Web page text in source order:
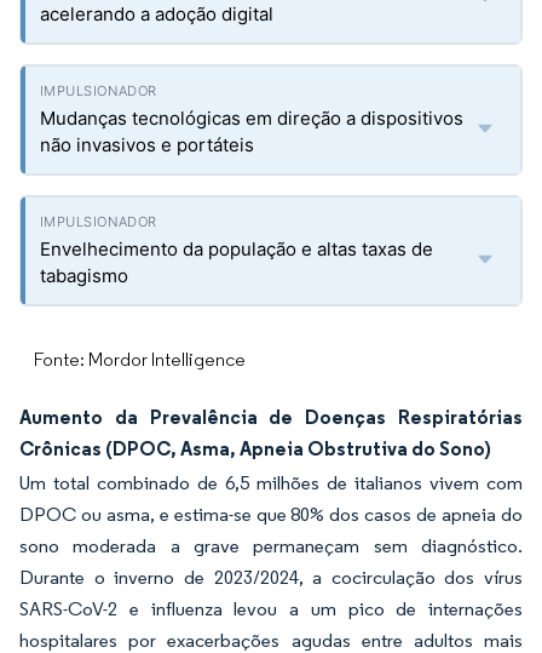
acelerando a adoção digital
Mudanças tecnológicas em direção a dispositivos
não invasivos e portáteis
Envelhecimento da população e altas taxas de
tabagismo
Fonte: Mordor Intelligence
Aumento da Prevalência de Doenças Respiratórias
Crônicas (DPOC, Asma, Apneia Obstrutiva do Sono)
Um total combinado de 6,5 milhões de italianos vivem com
DPOC ou asma, e estima-se que 80% dos casos de apneia do
sono moderada a grave permaneçam sem diagnóstico.
Durante o inverno de 2023/2024, a cocirculação dos vírus
SARS-CoV-2 e influenza levou a um pico de internações
hospitalares por exacerbações agudas entre adultos mais